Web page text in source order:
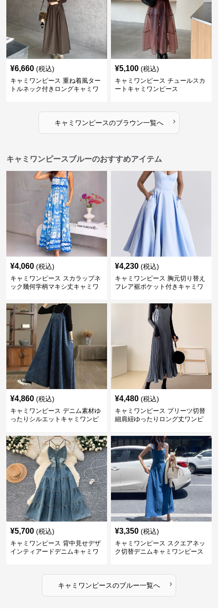
¥6,660 (税込)
キャミワンピース 重ね着風ター
トルネック付きロングキャミワ
¥5,100 (税込)
キャミワンピース チュールスカ
ートキャミワンピース
キャミワンピースのブラウン一覧へ ›
キャミワンピースブルーのおすすめアイテム
¥4,060 (税込)
キャミワンピース スカラップネ
ック幾何学柄マキシ丈キャミワ
¥4,230 (税込)
キャミワンピース 胸元切り替え
フレア裾ポケット付きキャミワ
¥4,860 (税込)
キャミワンピース デニム素材ゆ
ったりシルエットキャミワンピ
¥4,480 (税込)
キャミワンピース プリーツ切替
細肩紐ゆったりロング丈ワンピ
¥5,700 (税込)
キャミワンピース 背中見せデザ
インティアードデニムキャミワ
¥3,350 (税込)
キャミワンピース スクエアネッ
ク切替デニムキャミワンピース
キャミワンピースのブルー一覧へ ›